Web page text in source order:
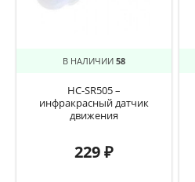
В НАЛИЧИИ 58
HC-SR505 –
инфракрасный датчик
движения
229₽